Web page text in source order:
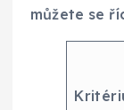
můžete se